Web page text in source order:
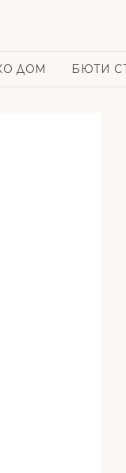
ДОМ БЮТИ